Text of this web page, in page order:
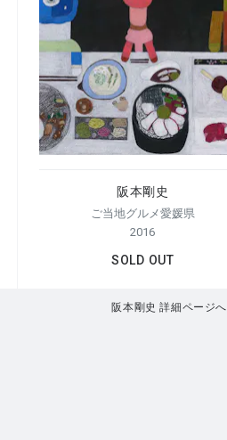
阪本剛史
ご当地グルメ愛媛県
2016
SOLD OUT
阪本剛史 詳細ページへ